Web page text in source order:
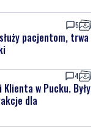
5
pacjentom, trwa
4
Klienta w Pucku. Były
dla